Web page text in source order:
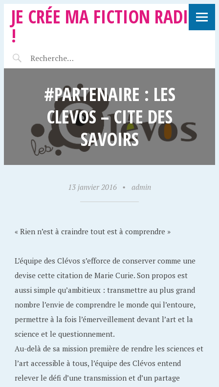
JE CRÉE MA FICTION RADIO
!
#PARTENAIRE : LES
CLEVOS – CITE DES
SAVOIRS
13 janvier 2016 • admin
« Rien n’est à craindre tout est à comprendre »
L’équipe des Clévos s’efforce de conserver comme une
devise cette citation de Marie Curie. Son propos est
aussi simple qu’ambitieux : transmettre au plus grand
nombre l’envie de comprendre le monde qui l’entoure,
permettre à la fois l’émerveillement devant l’art et la
science et le questionnement.
Au-delà de sa mission première de rendre les sciences et
l’art accessible à tous, l’équipe des Clévos entend
relever le défi d’une transmission et d’un partage